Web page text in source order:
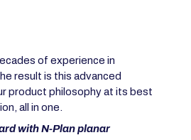
of experience in
result is this advanced
product philosophy at its best
all in one.
with N-Plan planar